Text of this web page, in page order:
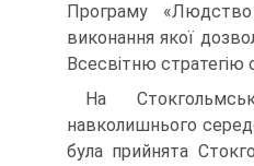
Програму «Людство
виконання якої
Всесвітню стратегію
На
навколишнього
була прийнята